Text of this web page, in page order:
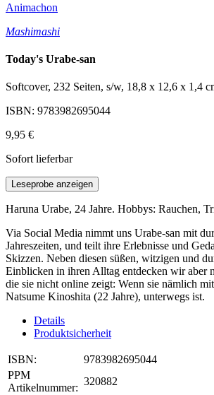
Animachon
Mashimashi
Today's Urabe-san
Softcover, 232 Seiten, s/w, 18,8 x 12,6 x 1,4
ISBN: 9783982695044
9,95 €
Sofort lieferbar
Leseprobe anzeigen
Haruna Urabe, 24 Jahre. Hobbys: Rauchen,
Via Social Media nimmt uns Urabe-san mit
Jahreszeiten, und teilt ihre Erlebnisse und
Skizzen. Neben diesen süßen, witzigen und
Einblicken in ihren Alltag entdecken wir aber
die sie nicht online zeigt: Wenn sie nämlich
Natsume Kinoshita (22 Jahre), unterwegs ist.
Details
Produktsicherheit
ISBN:
9783982695044
PPM
Artikelnummer:
320882